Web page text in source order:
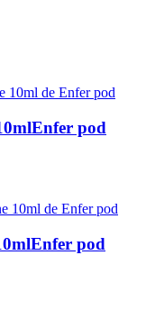
Enfer pod
Enfer pod